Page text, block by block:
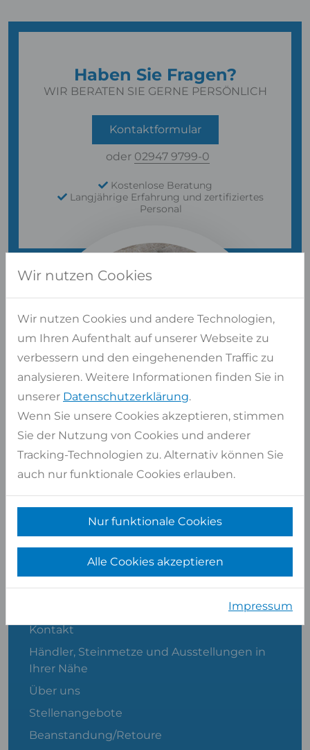
Haben Sie Fragen?
WIR BERATEN SIE GERNE PERSÖNLICH
Kontaktformular
oder 02947 9799-0
Kostenlose Beratung
Langjährige Erfahrung und zertifiziertes
Personal
Albert Platte
ABTEILUNGSLEITER VERKAUF
Kontakt
Händler, Steinmetze und Ausstellungen in
Ihrer Nähe
Über uns
Stellenangebote
Beanstandung/Retoure
Wir nutzen Cookies
Wir nutzen Cookies und andere Technologien,
um Ihren Aufenthalt auf unserer Webseite zu
verbessern und den eingehenenden Traffic zu
analysieren. Weitere Informationen finden Sie in
unserer Datenschutzerklärung.
Wenn Sie unsere Cookies akzeptieren, stimmen
Sie der Nutzung von Cookies und anderer
Tracking-Technologien zu. Alternativ können Sie
auch nur funktionale Cookies erlauben.
Nur funktionale Cookies
Alle Cookies akzeptieren
Impressum